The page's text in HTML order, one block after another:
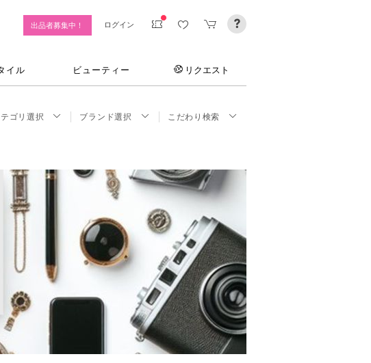
出品者募集中！ ログイン
イル ビューティー リクエスト
ゴリ選択 ブランド選択 こだわり検索